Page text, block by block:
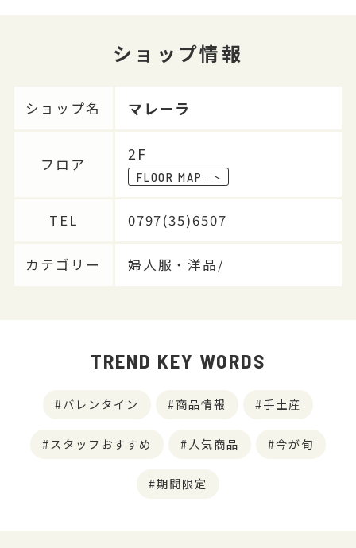
ショップ情報
ショップ名 マレーラ
フロア
2F
FLOOR MAP
TEL 0797(35)6507
カテゴリー 婦人服・洋品/
TREND KEY WORDS
バレンタイン 商品情報 手土産
スタッフおすすめ 人気商品 今が旬
期間限定